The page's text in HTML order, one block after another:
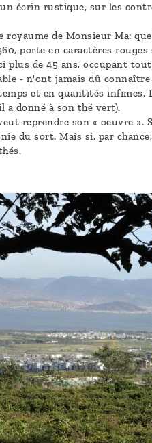
écrin rustique, sur les
de Monsieur Ma:
porte en caractères
plus de 45 ans, occupant
- n'ont jamais dû
et en quantités infimes.
a donné à son thé vert).
reprendre son « oeuvre
du sort. Mais si, par